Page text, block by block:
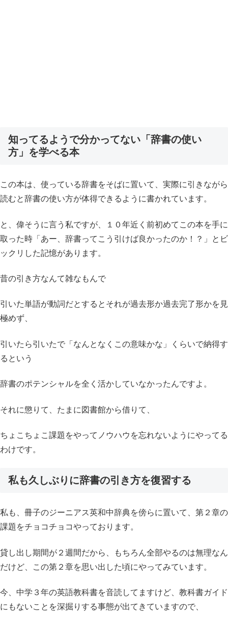
知ってるようで分かってない「辞書の使い
方」を学べる本
この本は、使っている辞書をそばに置いて、実際に引きながら
読むと辞書の使い方が体得できるように書かれています。
と、偉そうに言う私ですが、１０年近く前初めてこの本を手に
取った時「あー、辞書ってこう引けば良かったのか！？」とビ
ックリした記憶があります。
昔の引き方なんて雑なもんで
引いた単語が動詞だとするとそれが過去形か過去完了形かを見
極めず、
引いたら引いたで「なんとなくこの意味かな」くらいで納得す
るという
辞書のポテンシャルを全く活かしていなかったんですよ。
それに懲りて、たまに図書館から借りて、
ちょこちょこ課題をやってノウハウを忘れないようにやってる
わけです。
私も久しぶりに辞書の引き方を復習する
私も、冊子のジーニアス英和中辞典を傍らに置いて、第２章の
課題をチョコチョコやっております。
貸し出し期間が２週間だから、もちろん全部やるのは無理なん
だけど、この第２章を思い出した頃にやってみています。
今、中学３年の英語教科書を音読してますけど、教科書ガイド
にもないことを深掘りする事態が出てきていますので、